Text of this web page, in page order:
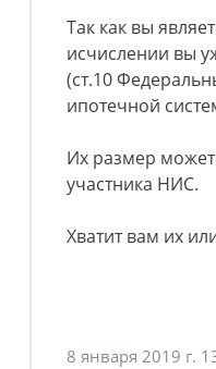
Так как вы
исчислении вы
(ст.10
ипотечной
Их размер
участника НИС.
Хватит вам их
8 января 2019 г.